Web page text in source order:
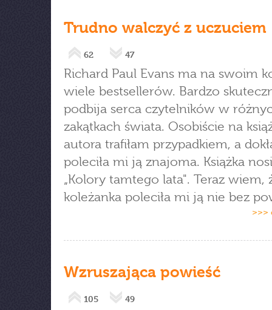
Trudno walczyć z uczuciem
62 47
Richard Paul Evans ma na swoim
wiele bestsellerów. Bardzo
podbija serca czytelników w
zakątkach świata. Osobiście na
autora trafiłam przypadkiem, a
poleciła mi ją znajoma. Książka
„Kolory tamtego lata". Teraz wiem,
koleżanka poleciła mi ją nie bez
>>>
Wzruszająca powieść
105 49